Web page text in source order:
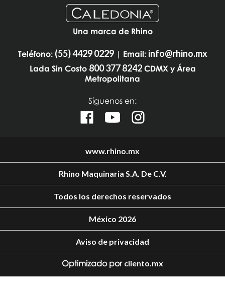
Una marca de Rhino
Teléfono: (55) 4429 0229| Email: info@rhino.mx
Lada Sin Costo 800 377 8242CDMX y Área
Metropolitana
Síguenos en:
www.rhino.mx
Rhino Maquinaria S.A. De C.V.
Todos los derechos reservados
México 2026
Aviso de privacidad
Optimizado por cliento.mx